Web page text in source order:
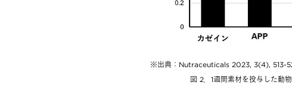
出典：Nutraceuticals 2023, 3(4), 513-
図 2．1週間素材を投与した動